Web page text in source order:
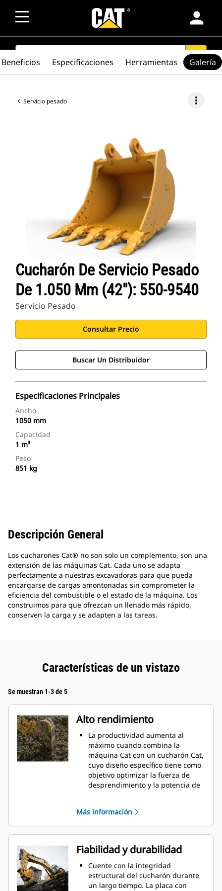
person
SEARCH search
Servicio pesado more_vert
Cucharón De Servicio Pesado
De 1.050 Mm (42"): 550-9540
Servicio Pesado
Consultar Precio
Buscar Un Distribuidor
Especificaciones Principales
Ancho
1050 mm
Capacidad
1 m³
Peso
851 kg
Beneficios Especificaciones Herramientas Galería
Descripción General
Los cucharones Cat® no son solo un complemento, son una
extensión de las máquinas Cat. Cada uno se adapta
perfectamente a nuestras excavadoras para que pueda
encargarse de cargas amontonadas sin comprometer la
eficiencia del combustible o el estado de la máquina. Los
construimos para que ofrezcan un llenado más rápido,
conserven la carga y se adapten a las tareas.
Características de un vistazo
Se muestran 1-3 de 5
Alto rendimiento
La productividad aumenta al
máximo cuando combina la
máquina Cat con un cucharón Cat,
cuyo diseño específico tiene como
objetivo optimizar la fuerza de
desprendimiento y la potencia de
radio mejora el flujo de material
hacia el cucharón. El espacio libre
del talón agregado asegura que la
parte inferior del cucharón no se
arrastre, lo que reduce los costos
de mantenimiento.
El consumo de combustible
alcanza el punto máximo durante
Más información
Fiabilidad y durabilidad
Cuente con la integridad
estructural del cucharón durante
un largo tiempo. La placa con